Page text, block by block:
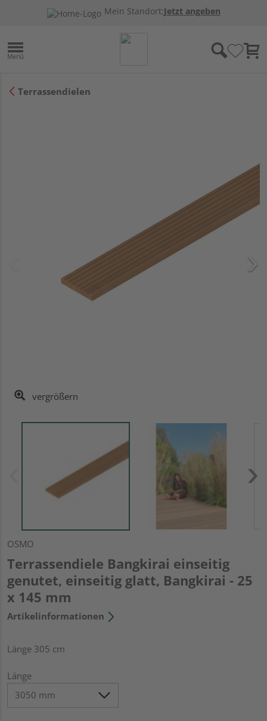
Mein Standort:Jetzt angeben
Terrassendielen
vergrößern
OSMO
Terrassendiele Bangkirai einseitig
genutet, einseitig glatt, Bangkirai - 25
x 145 mm
Artikelinformationen
Länge 305 cm
Länge